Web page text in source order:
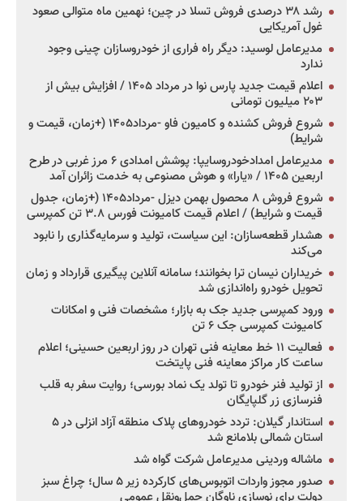
رشد ۳۸ درصدی فروش تسلا در چین؛ نهمین ماه متوالی صعود
غول آمریکایی
مدیرعامل لوسید: دیگر راه فراری از خودروسازان چینی وجود
ندارد
اعلام قیمت جدید پارس نوا در مرداد ۱۴۰۵ / افزایش بیش از
۲۰۳ میلیون تومانی
شروع فروش کشنده و کامیون فاو -مرداد۱۴۰۵ (+زمان، قیمت و
شرایط)
مدیرعامل امدادخودروسایپا: پوشش امدادی ۶ مرز غربی در طرح
اربعین ۱۴۰۵ / «یارا» و هوش مصنوعی به خدمت زائران آمد
شروع فروش ۸ محصول بهمن دیزل -مرداد۱۴۰۵ (+زمان، جدول
قیمت و شرایط) / اعلام قیمت کامیونت فورس ۳.۸ تن کمپرسی
هشدار قطعه‌سازان: این سیاست، تولید و سرمایه‌گذاری را نابود
می‌کند
خریداران نیسان ترا بخوانند؛ سامانه آنلاین پیگیری قرارداد و زمان
تحویل خودرو راه‌اندازی شد
ورود کمپرسی جدید جک به بازار؛ مشخصات فنی و امکانات
کامیونت کمپرسی جک ۶ تن
فعالیت ۱۱ خط معاینه فنی تهران در روز اربعین حسینی؛ اعلام
ساعت کار مراکز معاینه فنی پایتخت
از تولید فنر خودرو تا تولد یک نماد بورسی؛ روایت سفر به قلب
فنرسازی زر گلپایگان
استاندار گیلان: تردد خودروهای پلاک منطقه آزاد انزلی در ۵
استان شمالی بلامانع شد
ماشاله وردینی مدیرعامل شرکت گواه شد
صدور مجوز واردات اتوبوس‌های کارکرده زیر ۵ سال؛ چراغ سبز